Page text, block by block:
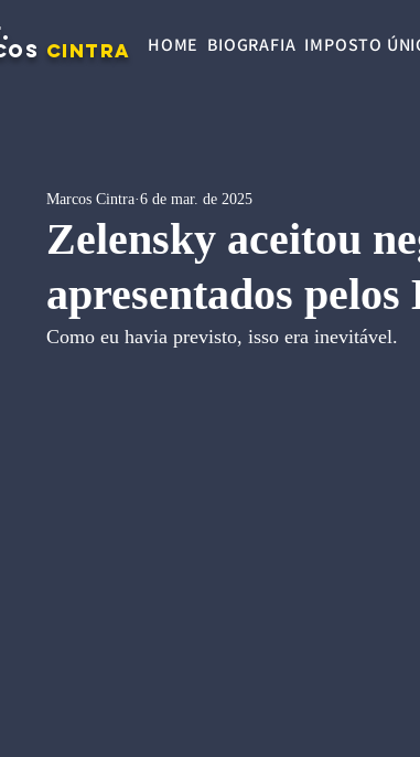
CINTRA HOME BIOGRAFIA IMPOSTO
Zelensky aceitou
apresentados pelos
Marcos Cintra 6 de mar. de 2025
Como eu havia previsto, isso era inevitável.